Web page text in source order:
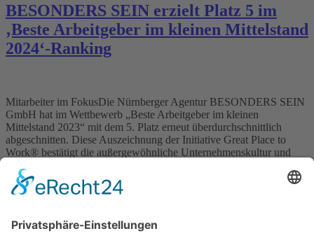
BESONDERS SEIN erzielt Platz 5 im
‚Beste Arbeitgeber im kleinen Mittelstand
2024‘-Ranking
Mitarbeiter im FokusDie Nürnberger Agentur BESONDERS SEIN
GmbH hat im Wettbewerb „Beste Arbeitgeber im kleinen
Mittelstand 2023“ mit dem 5. Platz erneut überdurchschnittlich
abgeschnitten. Diese Auszeichnung der Initiative Great Place to
Work® bestätigt die außergewöhnliche Unternehmenskultur und
am 7.3. in den Design Offices in Bonn statt. Nachdem die Agentur
[…]